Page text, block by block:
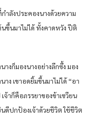
ำลัง​ประคอง​นาง​ด้วย​ความ
น​ขึ้น​มาไม่ได้​ ทั้ง​คาดหวัง​ ปีติ​
าง​ก็​มอง​นาง​อย่าง​ลึกซึ้ง​ มอง​
ง​ เขา​อด​ยิ้ม​ขึ้น​มาไม่ได้​ “อา​
จ้าก็​คือ​ภรรยา​ของ​ข้า​เซวียน​
ดี​ปกป้อง​เจ้าด้วย​ชีวิต​ ใช้ชีวิต​